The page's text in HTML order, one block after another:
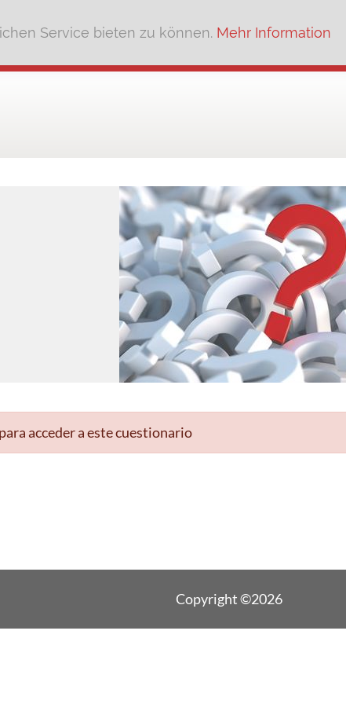
Service bieten zu können. Mehr Information
acceder a este cuestionario
Copyright ©2026